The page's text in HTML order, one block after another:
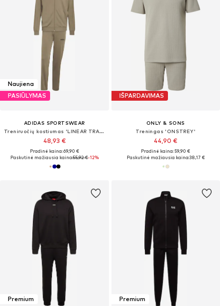
Naujiena
PASIŪLYMAS
ADIDAS SPORTSWEAR
Treniruočių kostiumas 'LINEAR TRACK'
48,93 €
Pradinė kaina: 69,90 €
Paskutinė mažiausia kaina:55,92 €-12%
IŠPARDAVIMAS
ONLY & SONS
Treningas 'ONSTREY'
44,90 €
Pradinė kaina: 59,90 €
Paskutinė mažiausia kaina:38,17 €
Premium Premium